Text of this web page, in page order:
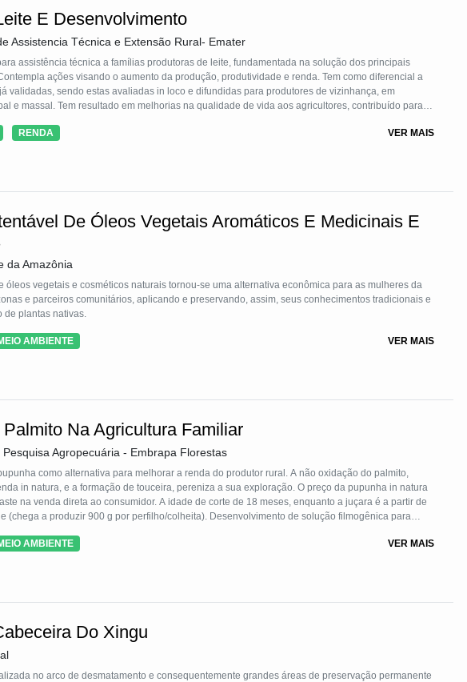
E Desenvolvimento
Assistencia Técnica e Extensão Rural- Emater
assistência técnica a famílias produtoras de leite, fundamentada na solução dos principais
ações visando o aumento da produção, produtividade e renda. Tem como diferencial a
validadas, sendo estas avaliadas in loco e difundidas para produtores de vizinhança, em
e massal. Tem resultado em melhorias na qualidade de vida aos agricultores, contribuído para o
RENDA VER MAIS
De Óleos Vegetais Aromáticos E Medicinais E
da Amazônia
óleos vegetais e cosméticos naturais tornou-se uma alternativa econômica para as mulheres da
de plantas nativas.
AMBIENTE VER MAIS
Na Agricultura Familiar
Agropecuária - Embrapa Florestas
como alternativa para melhorar a renda do produtor rural. A não oxidação do palmito,
in natura, e a formação de touceira, pereniza a sua exploração. O preço da pupunha in natura
na venda direta ao consumidor. A idade de corte de 18 meses, enquanto a juçara é a partir de
(chega a produzir 900 g por perfilho/colheita). Desenvolvimento de solução filmogênica para
10 para 22 dias, além de novos produtos derivados dos resíduos agro-industriai
AMBIENTE VER MAIS
Do Xingu
no arco de desmatamento e consequentemente grandes áreas de preservação permanente